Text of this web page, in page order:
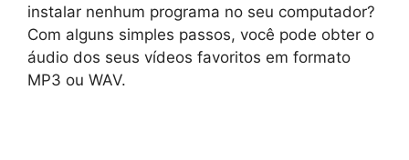
instalar nenhum programa no seu computador?
Com alguns simples passos, você pode obter o
áudio dos seus vídeos favoritos em formato
MP3 ou WAV.